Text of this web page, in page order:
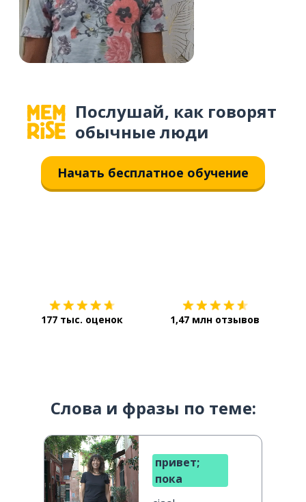
Послушай, как говорят
обычные люди
Начать бесплатное обучение
177 тыс. оценок 1,47 млн отзывов
Слова и фразы по теме:
привет;
пока